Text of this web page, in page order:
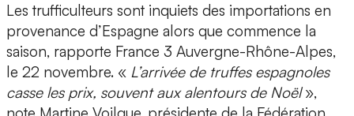
Les trufficulteurs sont inquiets des importations en
provenance d’Espagne alors que commence la
saison, rapporte France 3 Auvergne-Rhône-Alpes,
le 22 novembre. « L’arrivée de truffes espagnoles
casse les prix, souvent aux alentours de Noël»,